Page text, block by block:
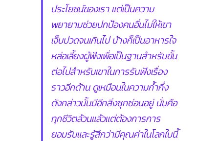
ประโยชน์ของเรา แต่เป็นความ
พยายามช่วยปกป้องคนอื่นไม่ให้เขา
เจ็บปวดจนเกินไป บ้างก็เป็นอาหารใจ
หล่อเลี้ยงผู้ฟังเพื่อเป็นฐานสำหรับขั้น
ต่อไปสำหรับเขาในการรับฟังเรื่อง
ราวอีกด้าน ดูเหมือนในความก้ำกึ่ง
ดังกล่าวนั้นมีอีกสิ่งซุกซ่อนอยู่ นั่นคือ
ทุกชีวิตล้วนแล้วแต่ต้องการการ
ยอมรับและรู้สึกว่ามีคุณค่าในโลกใบนี้